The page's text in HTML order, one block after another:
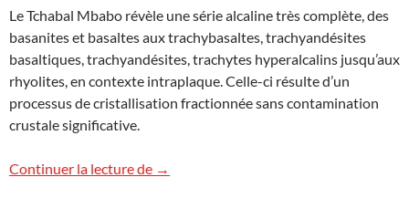
Le Tchabal Mbabo révèle une série alcaline très complète, des
basanites et basaltes aux trachybasaltes, trachyandésites
basaltiques, trachyandésites, trachytes hyperalcalins jusqu’aux
rhyolites, en contexte intraplaque. Celle-ci résulte d’un
processus de cristallisation fractionnée sans contamination
crustale significative.
Continuer la lecture de Le massif volcanique du Tchabal Mbabo
→